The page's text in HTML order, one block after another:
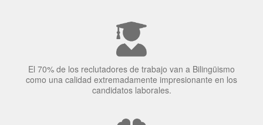
El idioma que hablan las personas afecta la forma en que
ven el mundo